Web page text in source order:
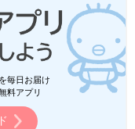
毎日お届け
料アプリ